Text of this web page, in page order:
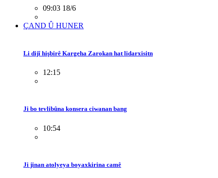
09:03 18/6
ÇAND Û HUNER
Li dijî hişbirê Kargeha Zarokan hat lidarxisitn
12:15
Ji bo tevlibûna konsera ciwanan bang
10:54
Ji jinan atolyeya boyaxkirina camê